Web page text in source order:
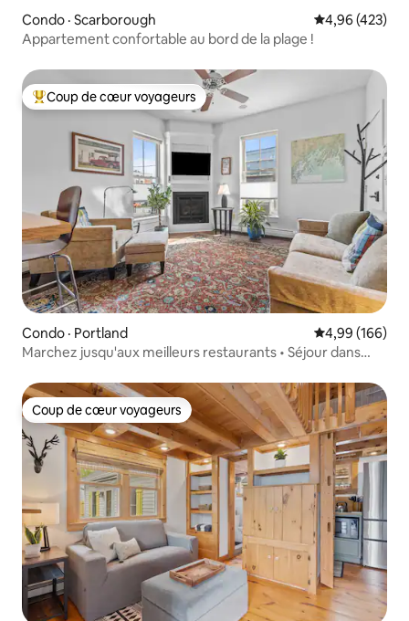
Condo · Scarborough Note
4,96 (423)
Appartement confortable au bord de la plage !
Coup de cœur voyageurs parmi les plus aimés
Coup de cœur voyageurs
Condo · Portland Note
4,99 (166)
Marchez jusqu'aux meilleurs restaurants • Séjour dans
Coup de cœur voyageurs
Coup de cœur voyageurs